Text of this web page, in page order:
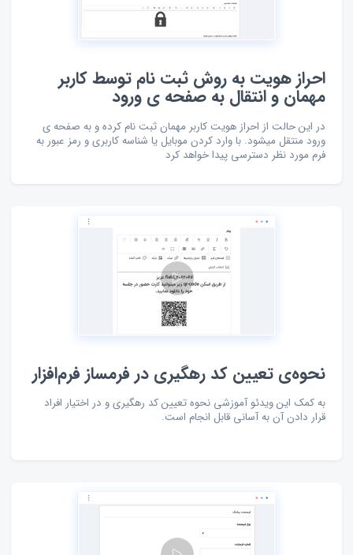
احراز هویت به روش ثبت نام توسط کاربر
مهمان و انتقال به صفحه ی ورود
در این حالت از احراز هویت کاربر مهمان ثبت نام کرده و به صفحه ی
ورود منتقل میشود. با وارد کردن موبایل یا شناسه کاربری و رمز عبور به
فرم مورد نظر دسترسی پیدا خواهد کرد
نحوه‌ی تعیین کد رهگیری در فرمساز فرم‌افزار
به کمک این ویدئو آموزشی نحوه تعیین کد رهگیری و در اختیار افراد
قرار دادن آن به آسانی قابل انجام است.